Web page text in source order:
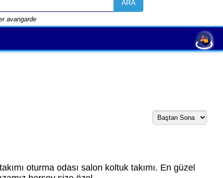
ARA
avangarde
oturma odası salon koltuk takımı. En güzel